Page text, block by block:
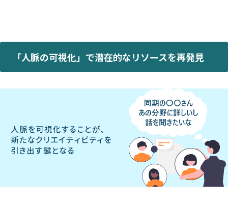
「人脈の可視化」で潜在的なリソースを再発見